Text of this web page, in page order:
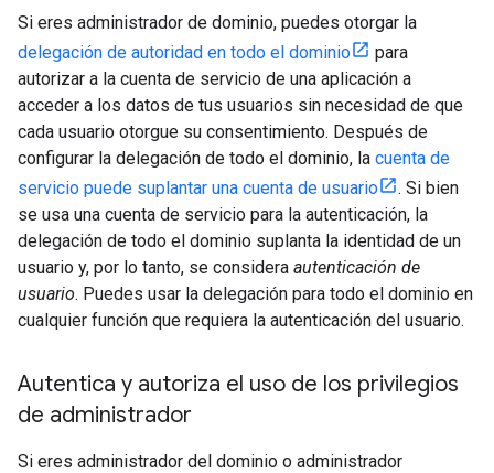
Si eres administrador de dominio, puedes otorgar la
delegación de autoridad en todo el dominio
para
autorizar a la cuenta de servicio de una aplicación a
acceder a los datos de tus usuarios sin necesidad de que
cada usuario otorgue su consentimiento. Después de
configurar la delegación de todo el dominio, la cuenta de
servicio puede suplantar una cuenta de usuario
. Si bien
se usa una cuenta de servicio para la autenticación, la
delegación de todo el dominio suplanta la identidad de un
usuario y, por lo tanto, se considera autenticación de
usuario. Puedes usar la delegación para todo el dominio en
cualquier función que requiera la autenticación del usuario.
Autentica y autoriza el uso de los privilegios
de administrador
Si eres administrador del dominio o administrador